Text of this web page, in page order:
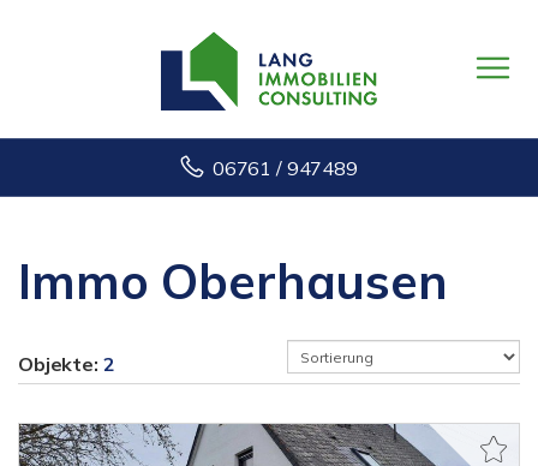
06761 / 947489
Immo Oberhausen
Objekte: 2